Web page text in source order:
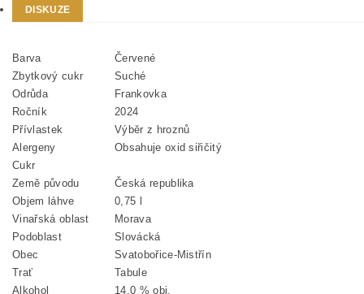
DISKUZE
Barva
Červené
Zbytkový cukr
Suché
Odrůda
Frankovka
Ročník
2024
Přívlastek
Výběr z hroznů
Alergeny
Obsahuje oxid siřičitý
Cukr
Země původu
Česká republika
Objem láhve
0,75 l
Vinařská oblast
Morava
Podoblast
Slovácká
Obec
Svatobořice-Mistřín
Trať
Tabule
Alkohol
14,0 % obj.